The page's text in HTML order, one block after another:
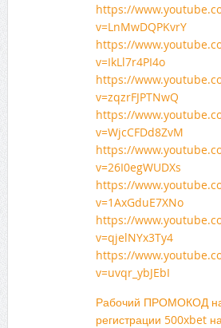
https://
v=LnMwDQPKvrY
https://
v=IkLl7r4PI4o
https://
v=zqzrFJPTNwQ
https://
v=WjcCFDd8ZvM
https://
v=26I0egWUDXs
https://
v=1AxGduE7XNo
https://
v=qjelNYx3Ty4
https://
v=uvqr_ybJEbI
Рабочий ПРОМОКОД
регистрации 500xbet